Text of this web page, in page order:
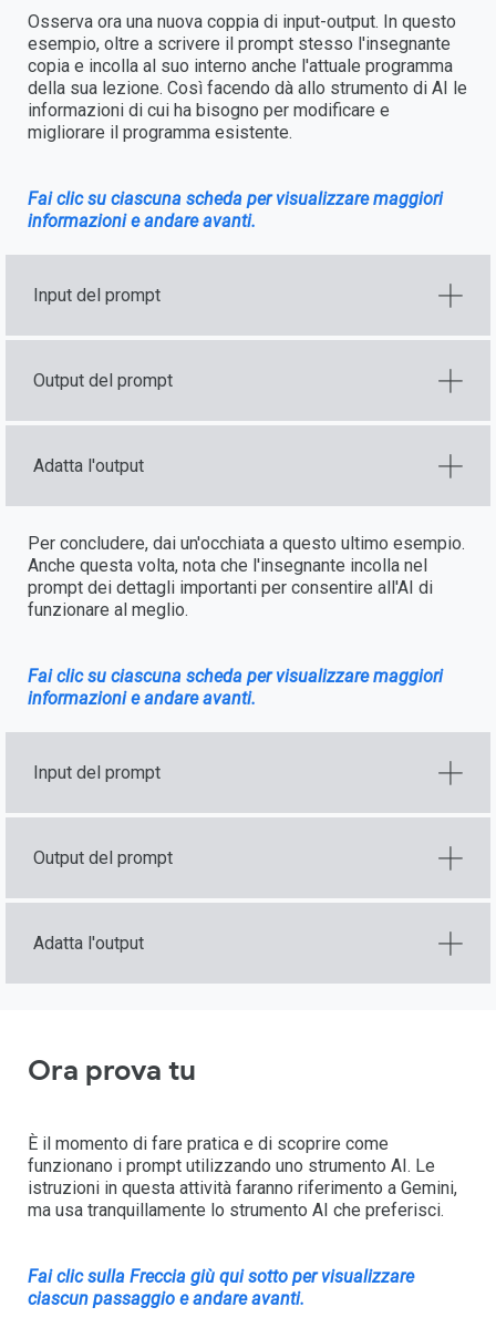
Osserva ora una nuova coppia di input-output. In questo
esempio, oltre a scrivere il prompt stesso l'insegnante
copia e incolla al suo interno anche l'attuale programma
della sua lezione. Così facendo dà allo strumento di AI le
informazioni di cui ha bisogno per modificare e
migliorare il programma esistente.
Fai clic su ciascuna scheda per visualizzare maggiori
informazioni e andare avanti.
Input del prompt
Output del prompt
Adatta l'output
Per concludere, dai un'occhiata a questo ultimo esempio.
Anche questa volta, nota che l'insegnante incolla nel
prompt dei dettagli importanti per consentire all'AI di
funzionare al meglio.
Fai clic su ciascuna scheda per visualizzare maggiori
informazioni e andare avanti.
Input del prompt
Output del prompt
Adatta l'output
Ora prova tu
È il momento di fare pratica e di scoprire come
funzionano i prompt utilizzando uno strumento AI. Le
istruzioni in questa attività faranno riferimento a Gemini,
ma usa tranquillamente lo strumento AI che preferisci.
Fai clic sulla Freccia giù qui sotto per visualizzare
ciascun passaggio e andare avanti.